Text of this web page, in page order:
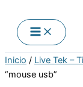
contenido
Inicio / Live Tek –
“mouse usb”